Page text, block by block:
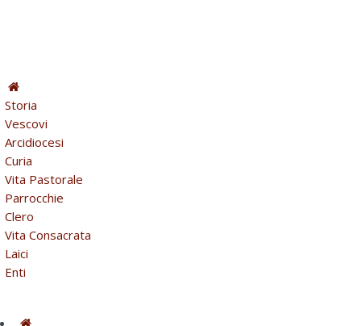
Storia
Vescovi
Arcidiocesi
Curia
Vita Pastorale
Parrocchie
Clero
Vita Consacrata
Laici
Enti